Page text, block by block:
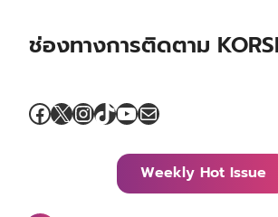
ช่องทางการติดตาม
Facebook
X Instagram
TikTok
YouTube
Mail
Weekly Hot Issue